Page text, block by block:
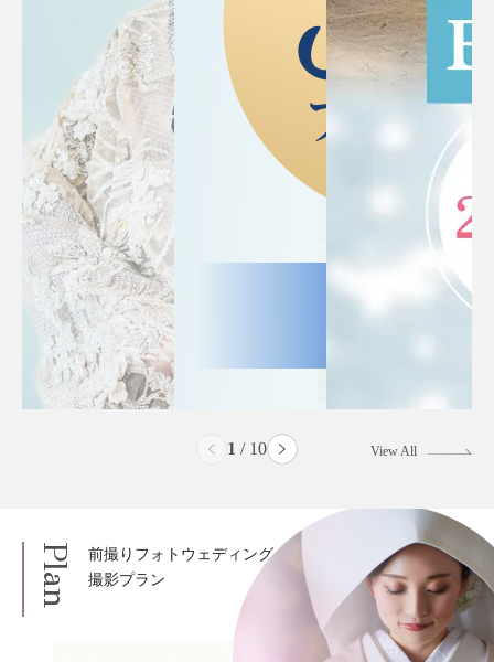
2 / 10 View All
Plan
前撮りフォトウェディング
撮影プラン